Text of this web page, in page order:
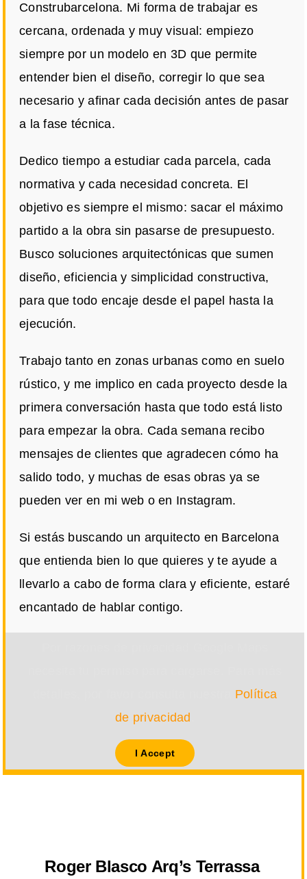
Construbarcelona. Mi forma de trabajar es
cercana, ordenada y muy visual: empiezo
siempre por un modelo en 3D que permite
entender bien el diseño, corregir lo que sea
necesario y afinar cada decisión antes de pasar
a la fase técnica.
Dedico tiempo a estudiar cada parcela, cada
normativa y cada necesidad concreta. El
objetivo es siempre el mismo: sacar el máximo
partido a la obra sin pasarse de presupuesto.
Busco soluciones arquitectónicas que sumen
diseño, eficiencia y simplicidad constructiva,
para que todo encaje desde el papel hasta la
ejecución.
Trabajo tanto en zonas urbanas como en suelo
rústico, y me implico en cada proyecto desde la
primera conversación hasta que todo está listo
para empezar la obra. Cada semana recibo
mensajes de clientes que agradecen cómo ha
salido todo, y muchas de esas obras ya se
pueden ver en mi web o en Instagram.
Si estás buscando un arquitecto en Barcelona
que entienda bien lo que quieres y te ayude a
llevarlo a cabo de forma clara y eficiente, estaré
encantado de hablar contigo.
Política
de privacidad
I Accept
Roger Blasco Arq’s Terrassa